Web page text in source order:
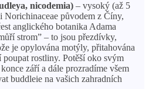
nicodemia) – vysoký (až 5
Norichinaceae původem z Číny,
anglického botanika Adama
strom” – to jsou přezdívky,
je opylována motýly, přitahována
rostliny. Potěší oko svým
září a dále prozradíme všem
buddleie na vašich zahradních